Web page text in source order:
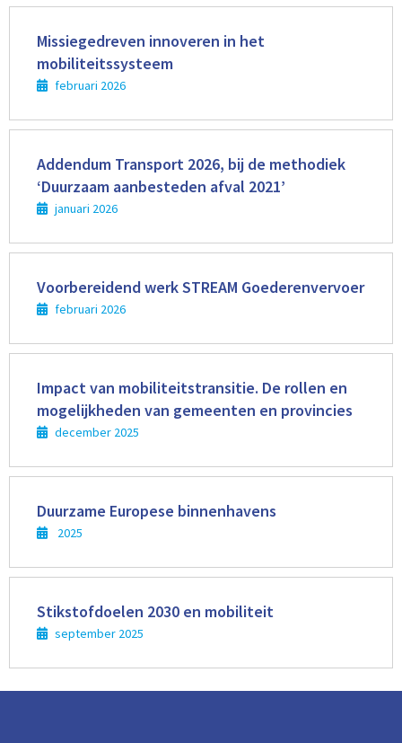
Missiegedreven innoveren in het
mobiliteitssysteem
februari 2026
meer
Addendum Transport 2026, bij de methodiek
‘Duurzaam aanbesteden afval 2021’
januari 2026
meer
Voorbereidend werk STREAM Goederenvervoer
februari 2026
meer
Impact van mobiliteitstransitie. De rollen en
mogelijkheden van gemeenten en provincies
december 2025
meer
Duurzame Europese binnenhavens
2025
meer
Stikstofdoelen 2030 en mobiliteit
september 2025
meer